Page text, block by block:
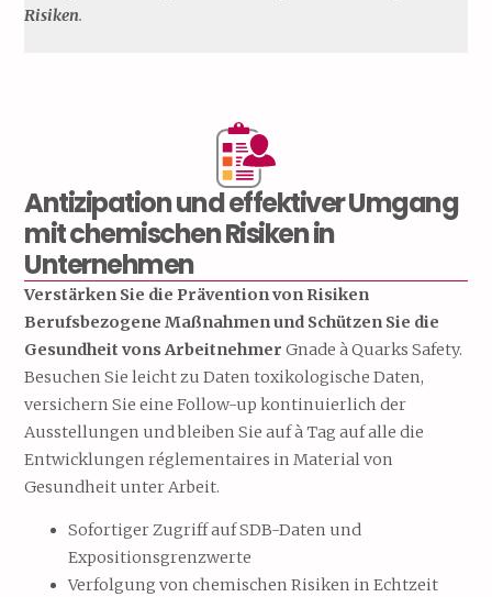
Risiken.
Antizipation und effektiver Umgang
mit chemischen Risiken in
Unternehmen
Verstärken Sie die Präventionvon Risiken
Berufsbezogene Maßnahmenund Schützen Sie die
GesundheitvonsArbeitnehmerGnadeàQuarksSafety.
Besuchen SieleichtzuDatentoxikologische Daten,
versichern SieeineFollow-upkontinuierlichder
Ausstellungen undbleiben Sie aufàTagaufalledie
Entwicklungenréglementaires inMaterialvon
Gesundheit unterArbeit.
Sofortiger Zugriff auf SDB-Daten und
Expositionsgrenzwerte
Verfolgung von chemischen Risiken in Echtzeit